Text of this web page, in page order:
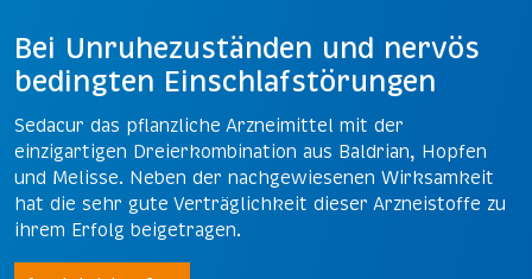
Bei Unruhezuständen und nervös
bedingten Einschlafstörungen
Sedacur das pflanzliche Arzneimittel mit der
einzigartigen Dreierkombination aus Baldrian, Hopfen
und Melisse. Neben der nachgewiesenen Wirksamkeit
hat die sehr gute Verträglichkeit dieser Arzneistoffe zu
ihrem Erfolg beigetragen.